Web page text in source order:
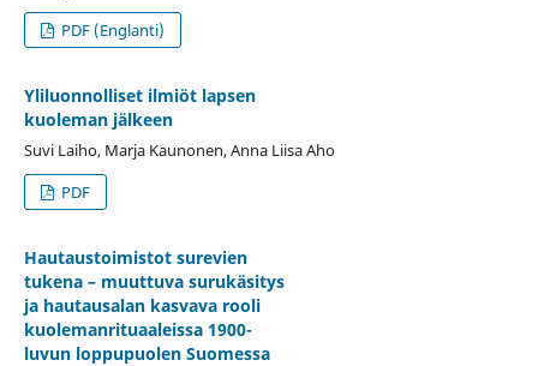
PDF (Englanti)
Yliluonnolliset ilmiöt lapsen
kuoleman jälkeen
Suvi Laiho, Marja Kaunonen, Anna Liisa Aho
PDF
Hautaustoimistot surevien
tukena – muuttuva surukäsitys
ja hautausalan kasvava rooli
kuolemanrituaaleissa 1900-
luvun loppupuolen Suomessa